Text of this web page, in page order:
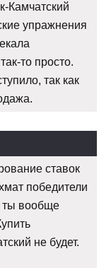
Камчатский
упражнения
то просто.
так как
ставок
победители
ты вообще
не будет.